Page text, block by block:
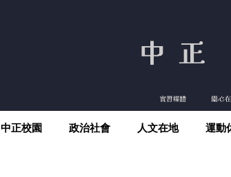
中正校園 政治社會 人文在地 運動